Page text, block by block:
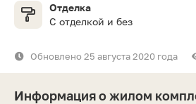
Отделка
С отделкой и без
Обновлено 25 августа 2020 года
Информация о жилом